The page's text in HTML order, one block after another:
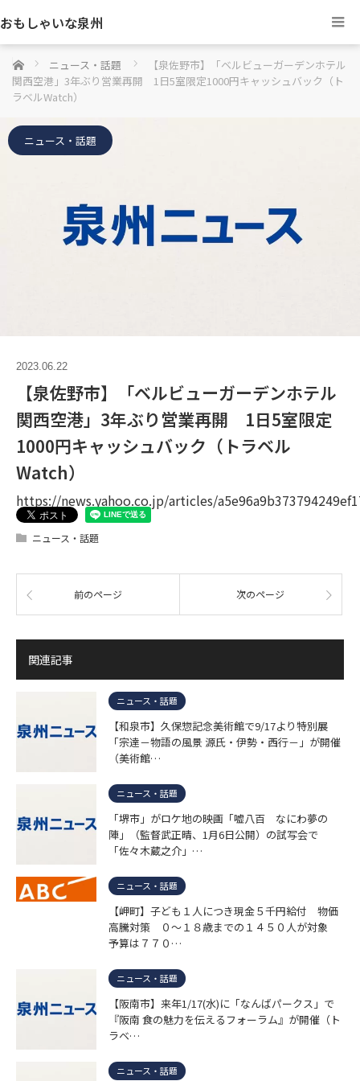
おもしゃいな泉州
ホーム ニュース・話題
【泉佐野市】「ベルビューガーデンホテル
関西空港」3年ぶり営業再開 1日5室限定1000円キャッシュバック（ト
ラベルWatch）
ニュース・話題
2023.06.22
【泉佐野市】「ベルビューガーデンホテル
関西空港」3年ぶり営業再開 1日5室限定
1000円キャッシュバック（トラベル
Watch）
https://news.yahoo.co.jp/articles/
ニュース・話題
前のページ 次のページ
関連記事
ニュース・話題
【和泉市】久保惣記念美術館で9/17より特別展
「宗達－物語の風景 源氏・伊勢・西行－」が開催
（美術館…
ニュース・話題
「堺市」がロケ地の映画「嘘八百 なにわ夢の
陣」（監督武正晴、1月6日公開）の試写会で
「佐々木蔵之介」…
ニュース・話題
【岬町】子ども１人につき現金５千円給付 物価
高騰対策 ０～１８歳までの１４５０人が対象
予算は７７０…
ニュース・話題
【阪南市】来年1/17(水)に「なんばパークス」で
『阪南 食の魅力を伝えるフォーラム』が開催（ト
ラベ…
ニュース・話題